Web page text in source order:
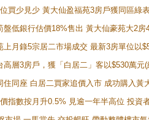
買少見少 黃大仙盈福苑3房戶獲同區綠
盤低銀行估價18%售出 黃大仙豪苑大2房
上月錄5宗居二市場成交 最新3房單位以
高層3房戶，獲「白居二」客以$530萬元
住同座 白居二買家追價入市 成功購入黃
指數按月升0.5% 見逾一年半高位 投